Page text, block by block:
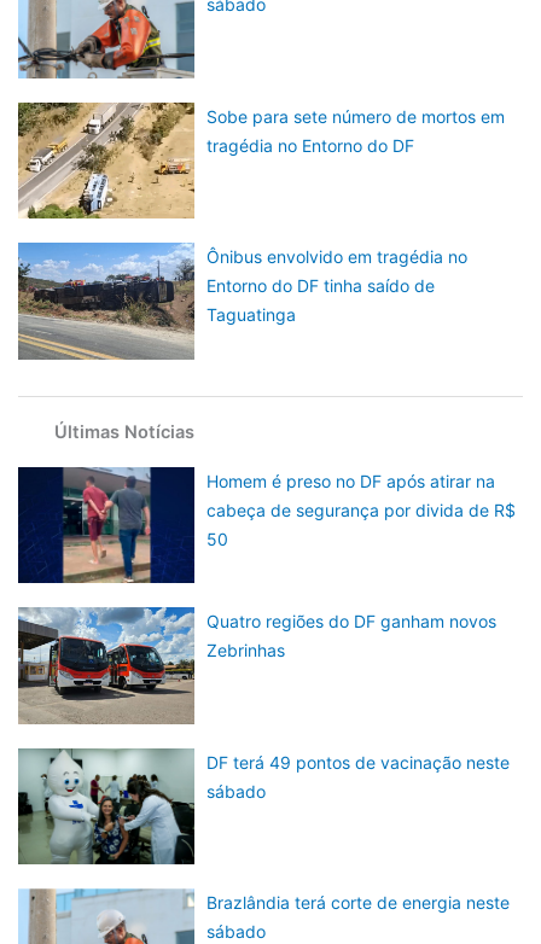
sábado
Sobe para sete número de mortos em
tragédia no Entorno do DF
Ônibus envolvido em tragédia no
Entorno do DF tinha saído de
Taguatinga
Últimas Notícias
Homem é preso no DF após atirar na
cabeça de segurança por divida de R$
50
Quatro regiões do DF ganham novos
Zebrinhas
DF terá 49 pontos de vacinação neste
sábado
Brazlândia terá corte de energia neste
sábado